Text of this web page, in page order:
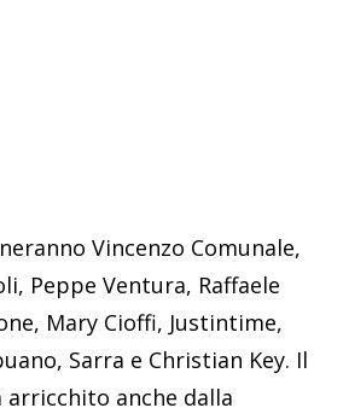
Vincenzo Comunale,
Peppe Ventura, Raffaele
Mary Cioffi, Justintime,
Sarra e Christian Key. Il
anche dalla